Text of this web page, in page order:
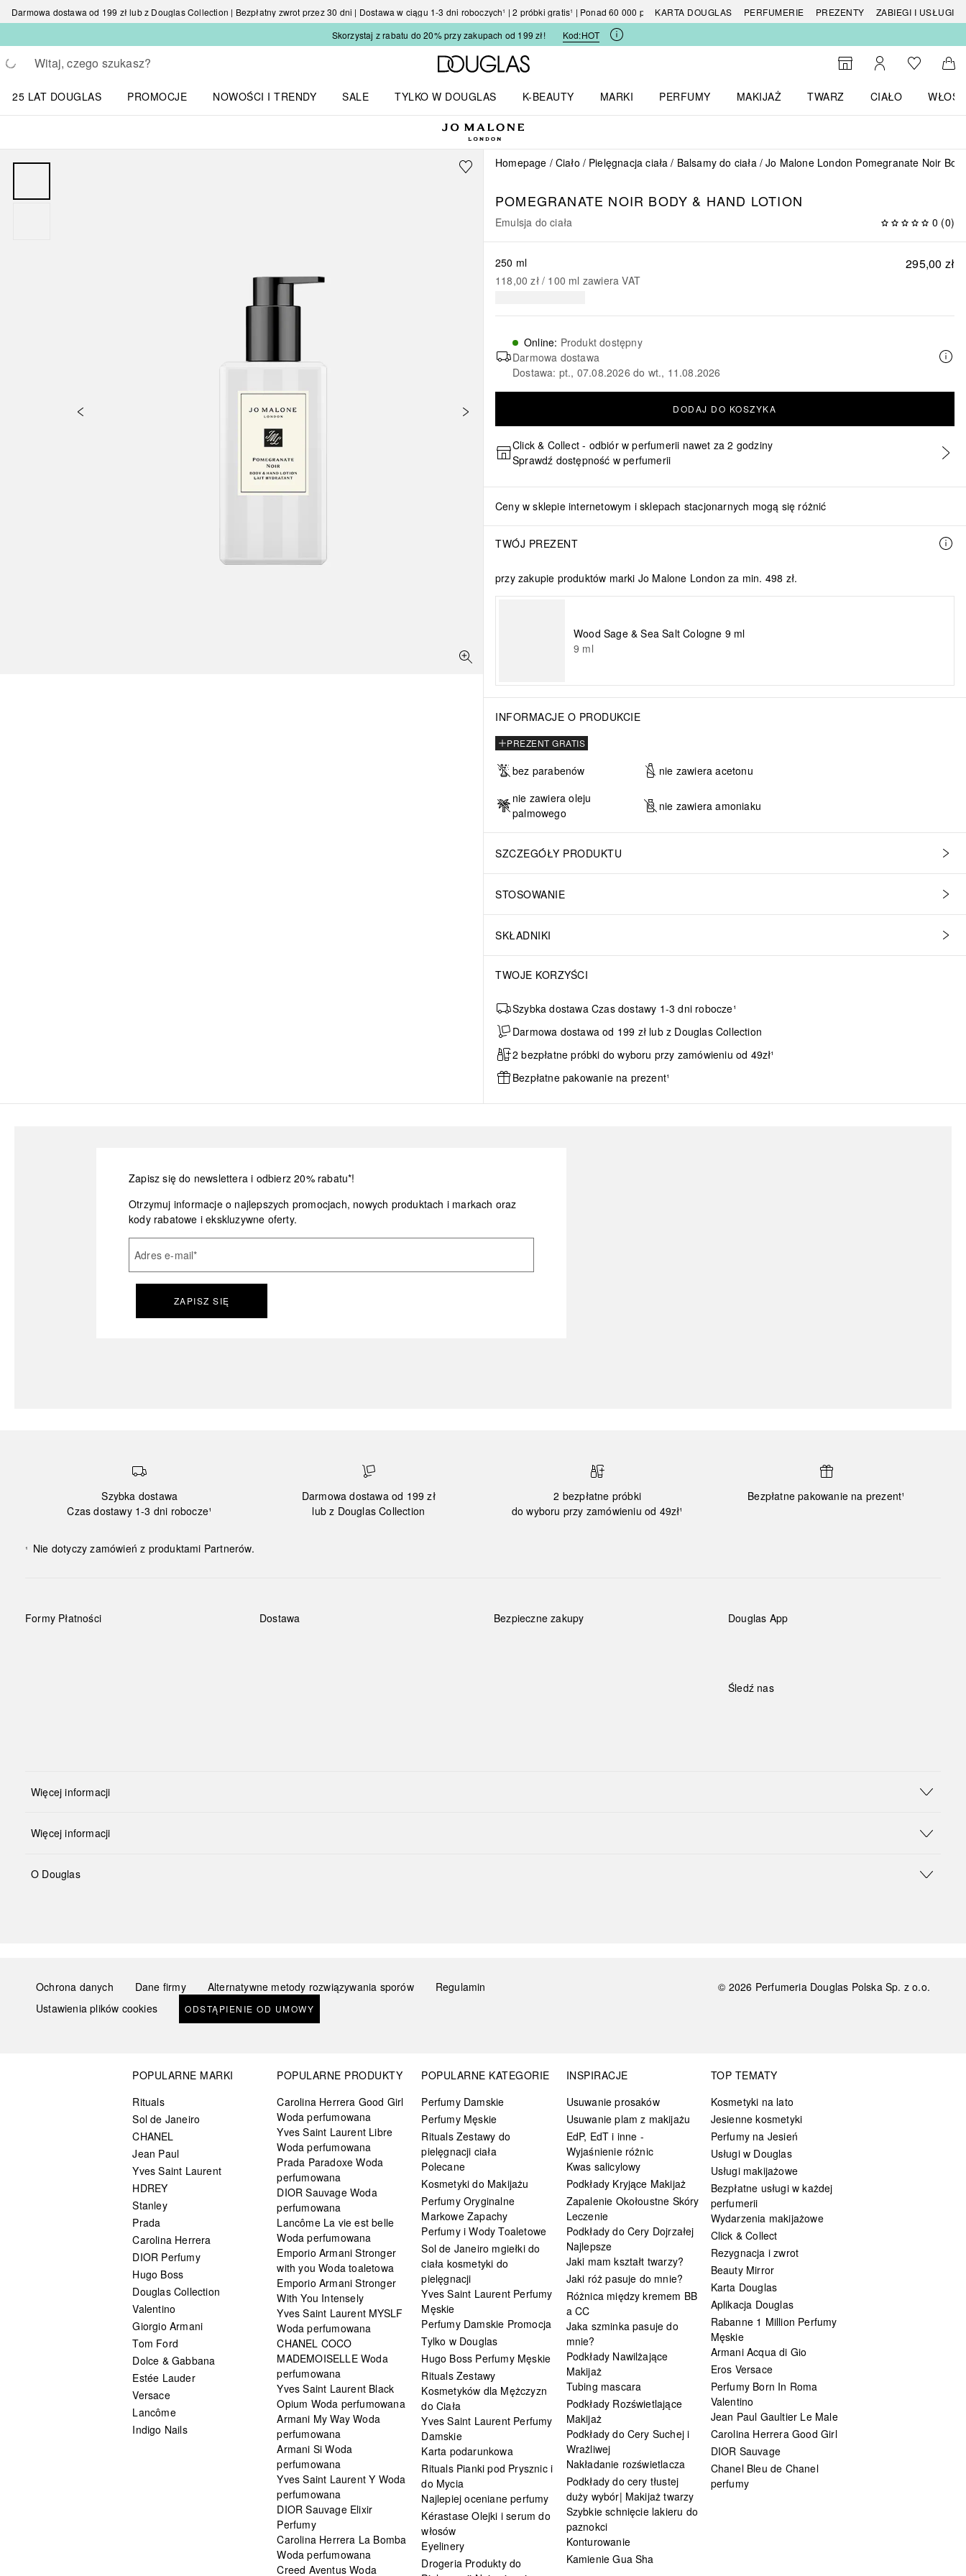
Darmowa dostawa od 199 zł lub z Douglas Collection | Bezpłatny zwrot przez 30 dni | Dostawa w ciągu 1-3 dni roboczych¹ | 2 próbki gratis¹ | Ponad 60 000 produktówKARTA DOUGLAS PERFUMERIE PREZENTY
ZABIEGI I USŁUGI
Skorzystaj z rabatu do 20% przy zakupach od 199 zł!
Kod:HOT
Wracać
Wykonaj wyszukiwanie
Strona główna Douglas
Do wyszukiwarki
Moje kontoDo listyDo
25 LAT DOUGLAS
PROMOCJE
NOWOŚCI I TRENDY
SALE
TYLKO W DOUGLAS
K-BEAUTY
MARKI
PERFUMY
MAKIJAŻ
TWARZ
CIAŁO
WŁOSY
Homepage Ciało Pielęgnacja ciała Balsamy do ciała Jo Malone London Pomegranate Noir
POMEGRANATE NOIR BODY & HAND LOTION
Emulsja do ciała 0 (0)
295,00 zł
250 ml
118,00 zł / 100 ml zawiera VAT
Online: Produkt dostępny
Darmowa dostawa
Dostawa: pt., 07.08.2026 do wt., 11.08.2026
DODAJ DO KOSZYKA
Click & Collect - odbiór w perfumerii nawet za 2 godziny
Sprawdź dostępność w perfumerii
Ceny w sklepie internetowym i sklepach stacjonarnych mogą się różnić
TWÓJ PREZENT
przy zakupie produktów marki Jo Malone London za min. 498 zł.
Wood Sage & Sea Salt Cologne 9 ml
9 ml
INFORMACJE O PRODUKCIE
PREZENT GRATIS
bez parabenów
nie zawiera acetonu
nie zawiera oleju
palmowego
nie zawiera amoniaku
SZCZEGÓŁY PRODUKTU
STOSOWANIE
SKŁADNIKI
TWOJE KORZYŚCI
Szybka dostawa Czas dostawy 1-3 dni robocze¹
Darmowa dostawa od 199 zł lub z Douglas Collection
2 bezpłatne próbki do wyboru przy zamówieniu od 49zł¹
Bezpłatne pakowanie na prezent¹
Zapisz się do newslettera i odbierz 20% rabatu*!
Otrzymuj informacje o najlepszych promocjach, nowych produktach i markach oraz
kody rabatowe i ekskluzywne oferty.
Adres e-mail*
ZAPISZ SIĘ
Szybka dostawa
Czas dostawy 1-3 dni robocze¹
Darmowa dostawa od 199 zł
lub z Douglas Collection
2 bezpłatne próbki
do wyboru przy zamówieniu od 49zł¹
Bezpłatne pakowanie na prezent¹
¹ Nie dotyczy zamówień z produktami Partnerów.
Formy Płatności Dostawa Bezpieczne zakupy Douglas App
Śledź nas
Więcej informacji
Więcej informacji
O Douglas
Ochrona danych Dane firmy Alternatywne metody rozwiązywania sporów
Regulamin
Ustawienia plików cookies
ODSTĄPIENIE OD UMOWY
© 2026 Perfumeria Douglas Polska Sp. z o.o.
POPULARNE MARKI
Rituals
Sol de Janeiro
CHANEL
Jean Paul
Yves Saint Laurent
HDREY
Stanley
Prada
Carolina Herrera
DIOR Perfumy
Hugo Boss
Douglas Collection
Valentino
Giorgio Armani
Tom Ford
Dolce & Gabbana
Estée Lauder
Versace
Lancôme
Indigo Nails
POPULARNE PRODUKTY
Carolina Herrera Good Girl
Woda perfumowana
Yves Saint Laurent Libre
Woda perfumowana
Prada Paradoxe Woda
perfumowana
DIOR Sauvage Woda
perfumowana
Lancôme La vie est belle
Woda perfumowana
Emporio Armani Stronger
with you Woda toaletowa
Emporio Armani Stronger
With You Intensely
Yves Saint Laurent MYSLF
Woda perfumowana
CHANEL COCO
MADEMOISELLE Woda
perfumowana
Yves Saint Laurent Black
Opium Woda perfumowana
Armani My Way Woda
perfumowana
Armani Si Woda
perfumowana
Yves Saint Laurent Y Woda
perfumowana
DIOR Sauvage Elixir
Perfumy
Carolina Herrera La Bomba
Woda perfumowana
Creed Aventus Woda
POPULARNE KATEGORIE
Perfumy Damskie
Perfumy Męskie
Rituals Zestawy do
pielęgnacji ciała
Polecane
Kosmetyki do Makijażu
Perfumy Oryginalne
Markowe Zapachy
Perfumy i Wody Toaletowe
Sol de Janeiro mgiełki do
ciała kosmetyki do
pielęgnacji
Yves Saint Laurent Perfumy
Męskie
Perfumy Damskie Promocja
Tylko w Douglas
Hugo Boss Perfumy Męskie
Rituals Zestawy
Kosmetyków dla Mężczyzn
do Ciała
Yves Saint Laurent Perfumy
Damskie
Karta podarunkowa
Rituals Pianki pod Prysznic i
do Mycia
Najlepiej oceniane perfumy
Kérastase Olejki i serum do
włosów
Eyelinery
Drogeria Produkty do
INSPIRACJE
Usuwanie prosaków
Usuwanie plam z makijażu
EdP, EdT i inne -
Wyjaśnienie różnic
Kwas salicylowy
Podkłady Kryjące Makijaż
Zapalenie Okołoustne Skóry
Leczenie
Podkłady do Cery Dojrzałej
Najlepsze
Jaki mam kształt twarzy?
Jaki róż pasuje do mnie?
Różnica między kremem BB
a CC
Jaka szminka pasuje do
mnie?
Podkłady Nawilżające
Makijaż
Tubing mascara
Podkłady Rozświetlające
Makijaż
Podkłady do Cery Suchej i
Wrażliwej
Nakładanie rozświetlacza
Podkłady do cery tłustej
duży wybór| Makijaż twarzy
Szybkie schnięcie lakieru do
paznokci
Konturowanie
Kamienie Gua Sha
TOP TEMATY
Kosmetyki na lato
Jesienne kosmetyki
Perfumy na Jesień
Usługi w Douglas
Usługi makijażowe
Bezpłatne usługi w każdej
perfumerii
Wydarzenia makijażowe
Click & Collect
Rezygnacja i zwrot
Beauty Mirror
Karta Douglas
Aplikacja Douglas
Rabanne 1 Million Perfumy
Męskie
Armani Acqua di Gio
Eros Versace
Perfumy Born In Roma
Valentino
Jean Paul Gaultier Le Male
Carolina Herrera Good Girl
DIOR Sauvage
Chanel Bleu de Chanel
perfumy